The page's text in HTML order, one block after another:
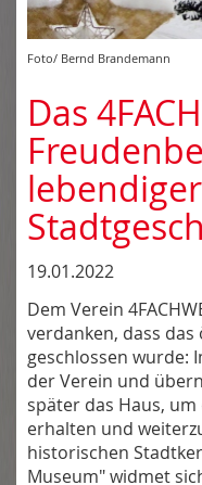
Foto/ Bernd Brandemann
Das
19.01.2022
Dem Verein
verdanken, dass
geschlossen wurde:
der Verein und
später das Haus,
erhalten und
historischen
Museum" widmet